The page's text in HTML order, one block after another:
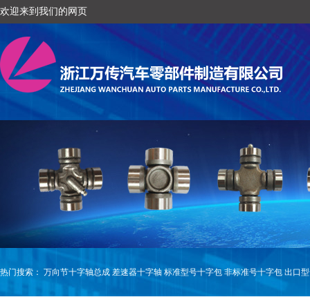
欢迎来到我们的网页
热门搜索： 万向节十字轴总成 差速器十字轴 标准型号十字包 非标准号十字包 出口